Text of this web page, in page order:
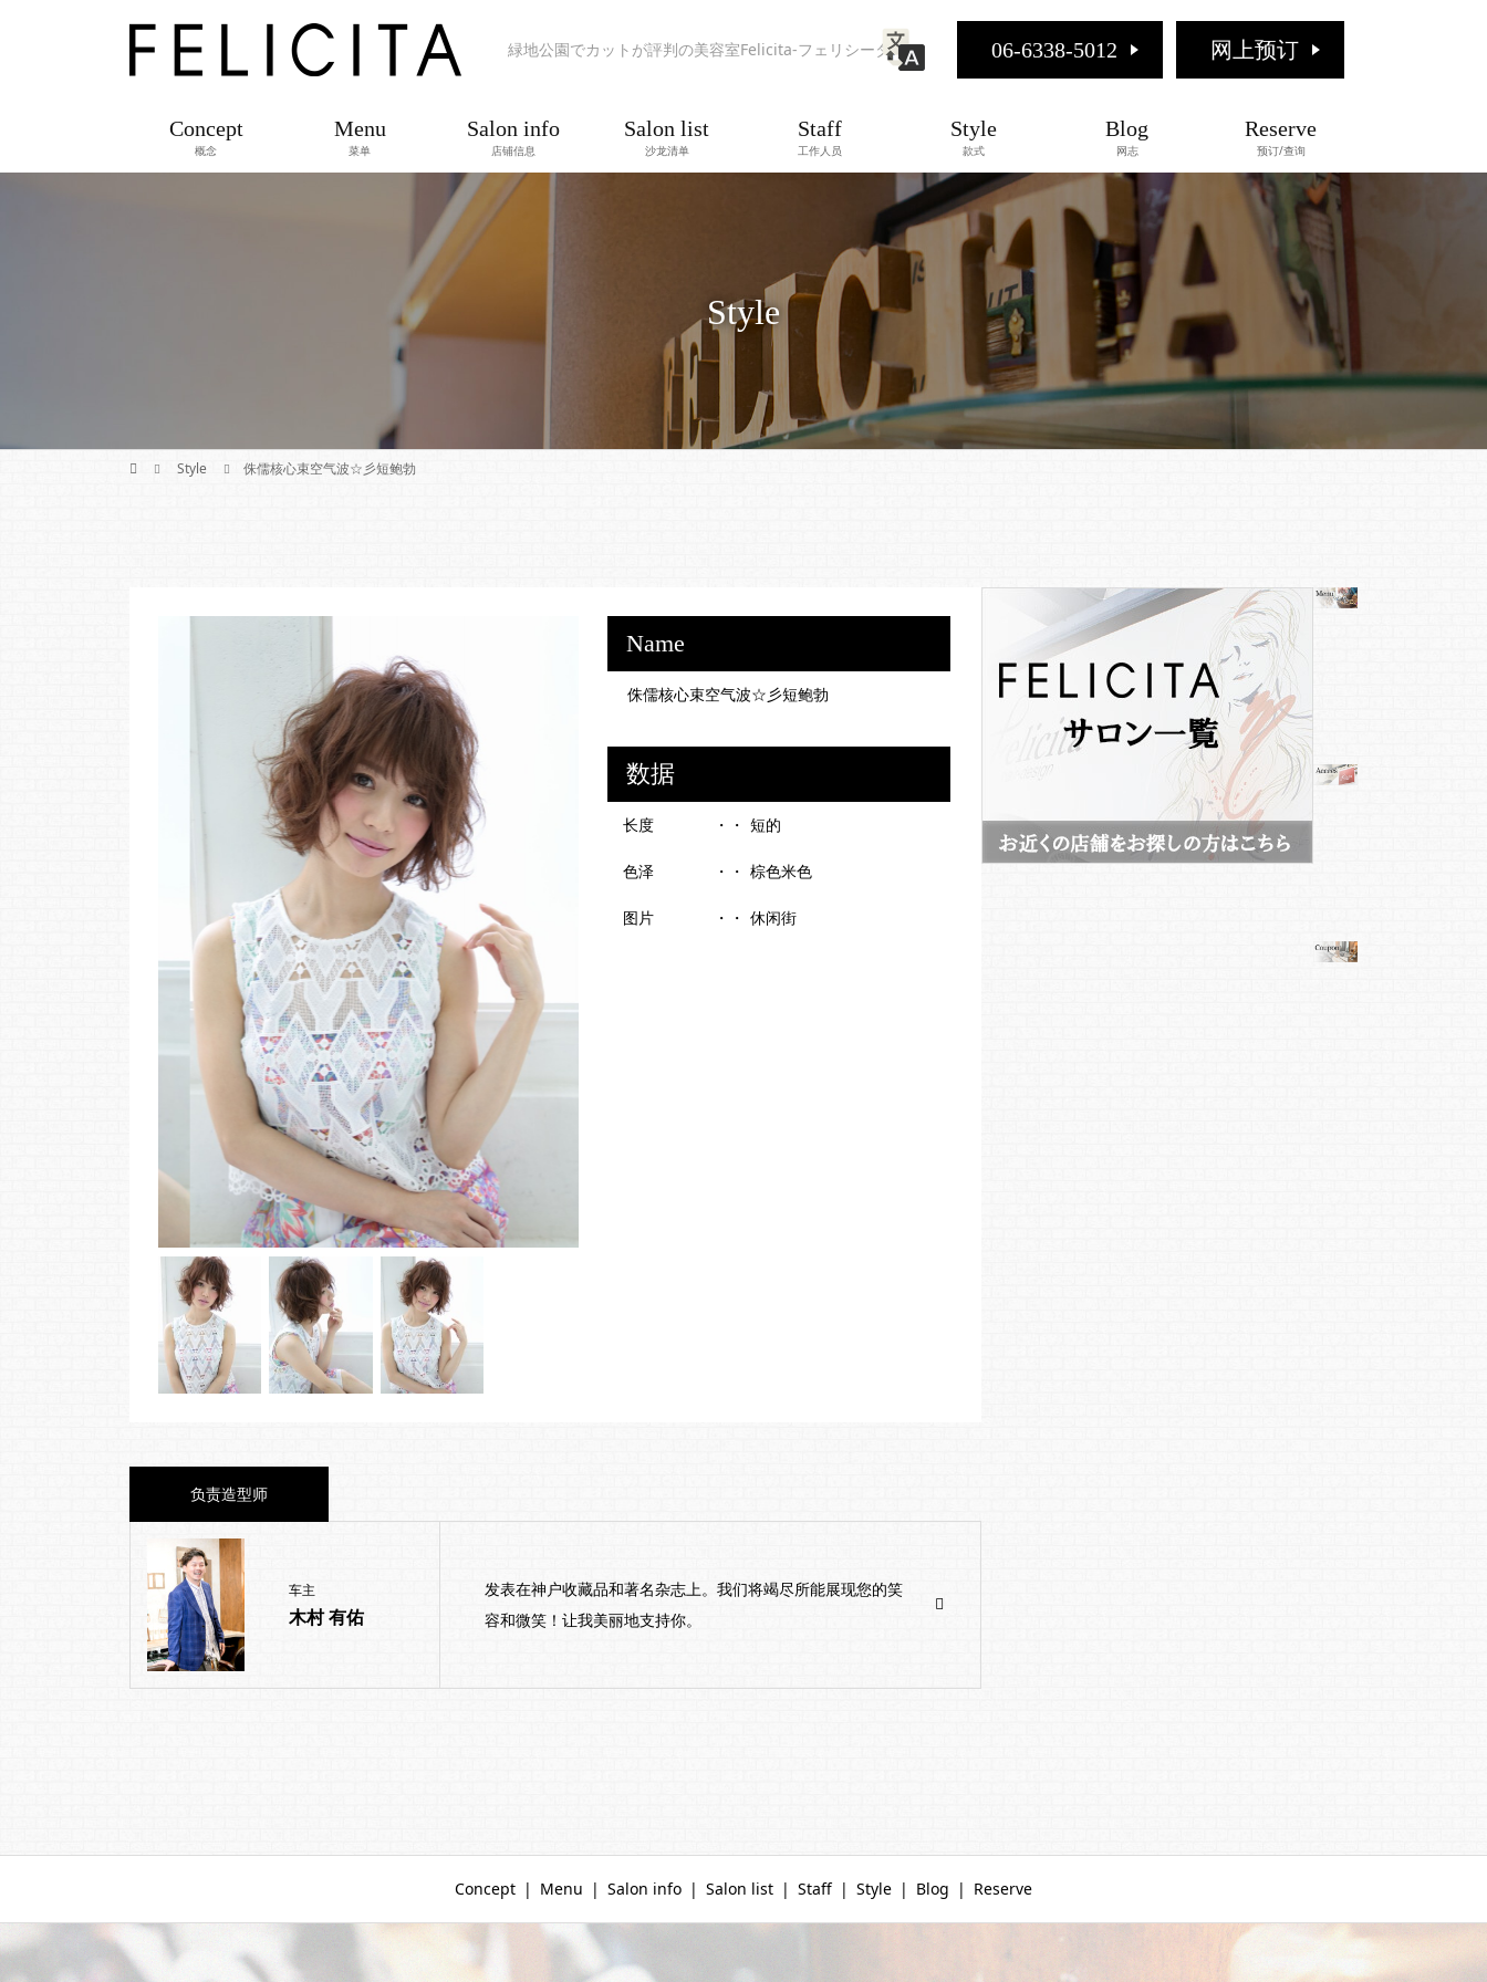
緑地公園でカットが評判の美容室Felicita-フェリシータ- 06-6338-5012 网上预订
Concept
概念
Menu
菜单
Salon info
店铺信息
Salon list
沙龙清单
Staff
工作人员
Style
款式
Blog
网志
Reserve
预订/查询
Style
Style 侏儒核心束空气波☆彡短鲍勃
Name
侏儒核心束空气波☆彡短鲍勃
数据
长度 短的
色泽 棕色米色
图片 休闲街
负责造型师
车主
木村 有佑
发表在神户收藏品和著名杂志上。我们将竭尽所能展现您的笑
容和微笑！让我美丽地支持你。
Concept Menu Salon info Salon list Staff Style Blog Reserve